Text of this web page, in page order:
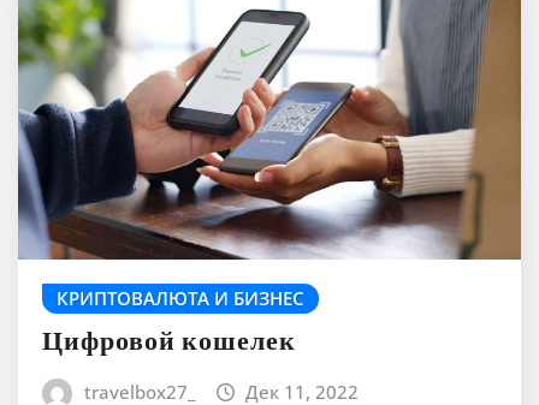
КРИПТОВАЛЮТА И БИЗНЕС
Цифровой кошелек
travelbox27_ Дек 11, 2022